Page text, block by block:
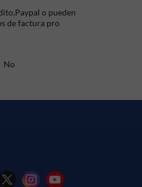
o pueden
de factura pro
No